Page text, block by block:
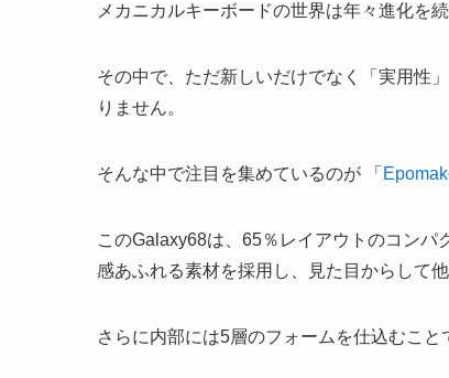
メカニカルキーボードの世界は年々進化を
その中で、ただ新しいだけでなく「実用性
りません。
そんな中で注目を集めているのが 「
このGalaxy68は、65％レイアウトのコン
感あふれる素材を採用し、見た目からして
さらに内部には5層のフォームを仕込むこ